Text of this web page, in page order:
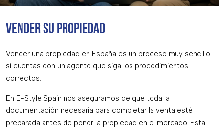
VENDER SU PROPIEDAD
Vender una propiedad en España es un proceso muy sencillo
si cuentas con un agente que siga los procedimientos
correctos.
En E-Style Spain nos aseguramos de que toda la
documentación necesaria para completar la venta esté
preparada antes de poner la propiedad en el mercado. Esta